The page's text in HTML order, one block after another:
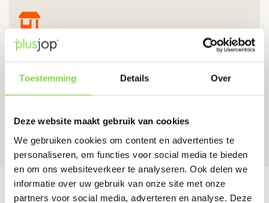
Toestemming Details Over
Deze website maakt gebruik van cookies
We gebruiken cookies om content en advertenties te
personaliseren, om functies voor social media te bieden
en om ons websiteverkeer te analyseren. Ook delen we
informatie over uw gebruik van onze site met onze
partners voor social media, adverteren en analyse. Deze
Kom eens langs!
De Star 25, 1601 MH, Enkhuizen